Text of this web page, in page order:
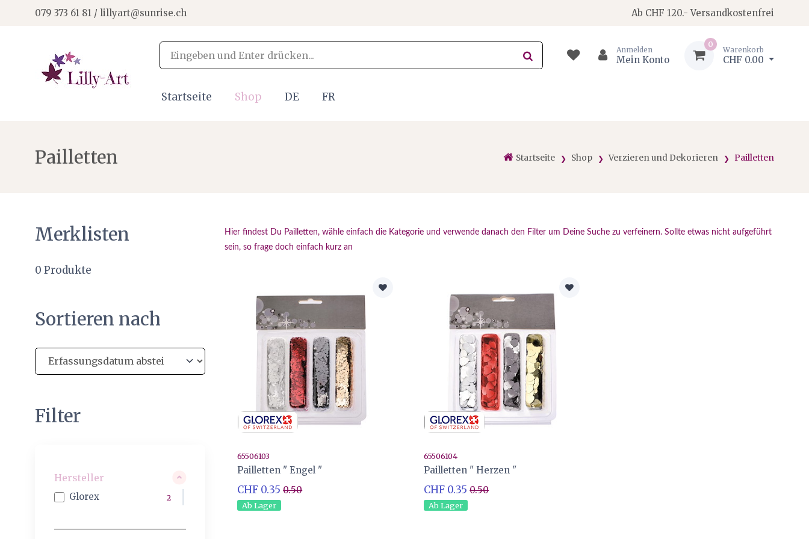
079 373 61 81 / lillyart@sunrise.ch Ab CHF 120.- Versandkostenfrei
Anmelden
Mein Konto
0
Warenkorb
CHF 0.00
Startseite Shop DE FR
Startseite Shop Verzieren und Dekorieren Pailletten
Pailletten
Merklisten
0 Produkte
Sortieren nach
Filter
Hersteller
Glorex 2
Hier findest Du Pailletten, wähle einfach die Kategorie und verwende danach den Filter um Deine Suche zu verfeinern. Sollte etwas nicht aufgeführt
sein, so frage doch einfach kurz an
65506103
Pailletten " Engel "
CHF 0.35 0.50
Ab Lager
65506104
Pailletten " Herzen "
CHF 0.35 0.50
Ab Lager